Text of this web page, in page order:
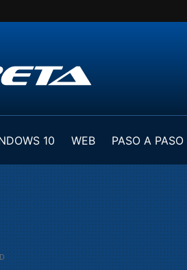
10 WEB
PASO A PASO